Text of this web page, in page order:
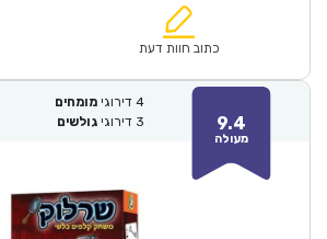
₪176.00.
הוא:
כתוב חוות דעת
9.4
מעולה
4 דירוגי מומחים
3 דירוגי גולשים